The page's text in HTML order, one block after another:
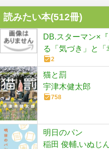
読みたい本(512冊)
DB.スターマン×
る「気づき」と「
2
猫と罰
宇津木健太郎
758
明日のパン
稲田 俊輔,いぬじ